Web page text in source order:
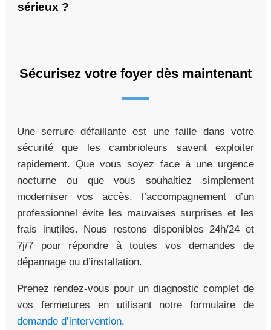
sérieux ?
Sécurisez votre foyer dès maintenant
Une serrure défaillante est une faille dans votre
sécurité que les cambrioleurs savent exploiter
rapidement. Que vous soyez face à une urgence
nocturne ou que vous souhaitiez simplement
moderniser vos accès, l’accompagnement d’un
professionnel évite les mauvaises surprises et les
frais inutiles. Nous restons disponibles 24h/24 et
7j/7 pour répondre à toutes vos demandes de
dépannage ou d’installation.
Prenez rendez-vous pour un diagnostic complet de
vos fermetures en utilisant notre formulaire de
demande d’intervention.